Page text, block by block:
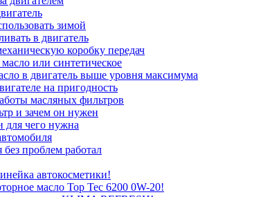
зимой
в двигатель
коробку передач
или синтетическое
в двигатель выше уровня максимума
на пригодность
масляных фильтров
и зачем он нужен
для чего нужна
проблем работал
автокосметики!
масло Top Tec 6200 0W-20!